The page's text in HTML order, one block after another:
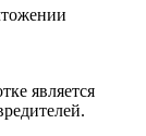
является